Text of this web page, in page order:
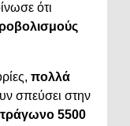
ότι
πολλά
σπεύσει στην
5500